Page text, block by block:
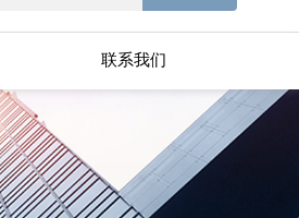
联系我们